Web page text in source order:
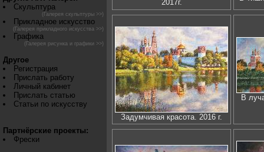
Скульптура
(Галерея скульптуры >>)
Прикладное искусство
(Галерея прикладного искусства >>)
Графика
(Галерея рисунка и графики >>)
Другое
Регистрация
Прислать работу
Личный кабинет
Прислать статью
Статьи по искусству
Партнёрские проекты:
Фрески
2017г.
Задумчивая красота. 2016 г.
В